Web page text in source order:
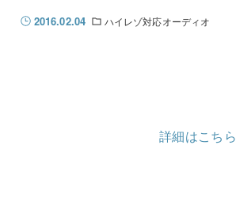
2016.02.04 ハイレゾ対応オーディオ
詳細はこちら